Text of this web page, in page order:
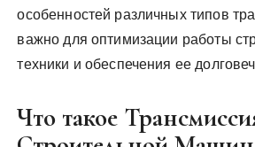
особенностей различных типов
важно для оптимизации работы
техники и обеспечения ее
Что такое